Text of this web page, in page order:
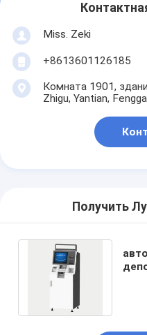
Miss. Zeki
+8613601126185
Комната 1901,
Zhigu, Yantian,
Получить